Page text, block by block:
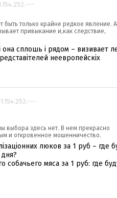
только крайне редкое явление. А
привыкание и,как следствие,
она сплошь і рядом – визивает
неевропейскіх
выбора здесь нет. В нем прекрасно
и откровенное мошенничество.
люков за 1 руб – где
дня?
собачьего мяса за 1 руб: где